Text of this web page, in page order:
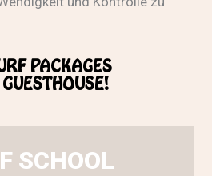
PACKAGES
SCHOOL